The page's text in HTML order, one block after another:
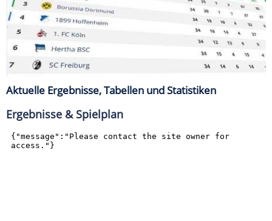
Aktuelle Ergebnisse, Tabellen und Statistiken
Ergebnisse & Spielplan